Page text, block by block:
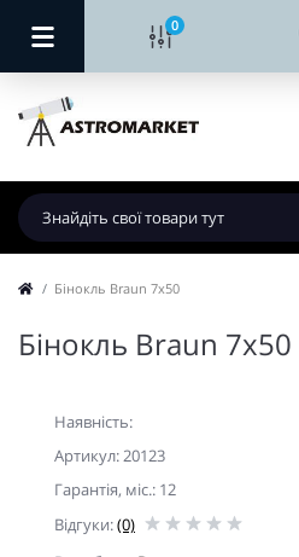
0
Бінокль Braun 7х50
Бінокль Braun 7х50
Наявність:
Артикул: 20123
Гарантiя, мic.: 12
Відгуки:(0)